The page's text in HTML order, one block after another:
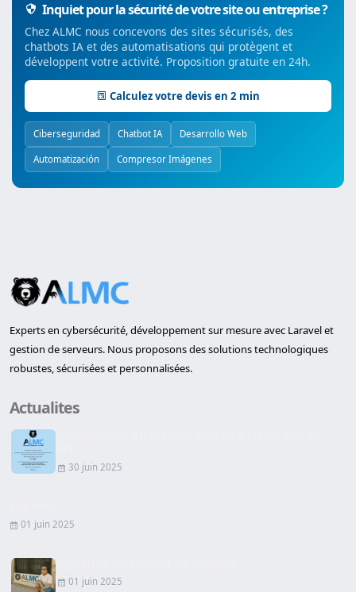
Inquiet pour la sécurité de votre site ou entreprise ?
Chez ALMC nous concevons des sites sécurisés, des
chatbots IA et des automatisations qui protègent et
développent votre activité. Proposition gratuite en 24h.
Calculez votre devis en 2 min
Ciberseguridad Chatbot IA Desarrollo Web
Automatización Compresor Imágenes
Experts en cybersécurité, développement sur mesure avec Laravel et
gestion de serveurs. Nous proposons des solutions technologiques
robustes, sécurisées et personnalisées.
Actualites
30 juin 2025
01 juin 2025
01 juin 2025